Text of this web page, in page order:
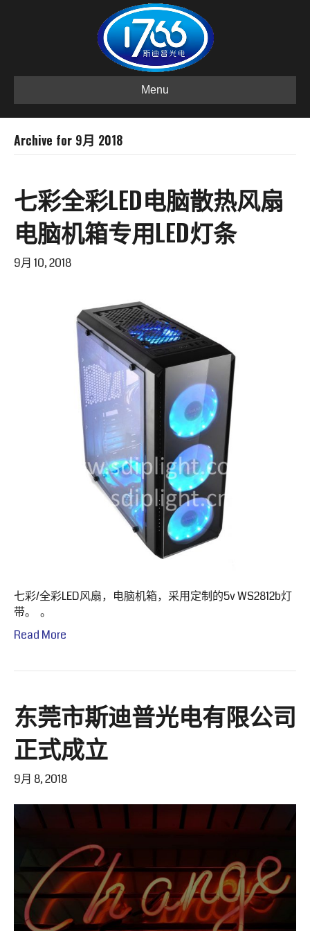
Menu
Archive for 9月 2018
七彩全彩LED电脑散热风扇
电脑机箱专用LED灯条
9月 10, 2018
七彩/全彩LED风扇，电脑机箱，采用定制的5v WS2812b灯
带。 。
Read More
东莞市斯迪普光电有限公司
正式成立
9月 8, 2018